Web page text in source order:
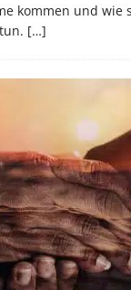
kommen und wie
[…]